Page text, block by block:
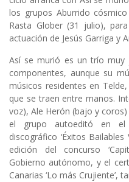
los grupos Aburrido
Rasta Glober (31 julio),
actuación de Jesús Garriga y
Así se murió es un trío
componentes, aunque su
músicos residentes en
que se traen entre manos.
voz), Ale Herón (bajo y
el grupo autoeditó en
discográfico ‘Éxitos
edición del concurso
Gobierno autónomo, y el
Canarias ‘Lo más Crujiente’,